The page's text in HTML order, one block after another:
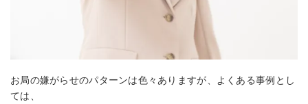
お局の嫌がらせのパターンは色々ありますが、よくある事例とし
ては、